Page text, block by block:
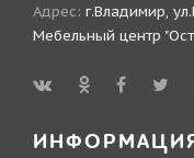
Адрес: г.Владимир,
Мебельный центр